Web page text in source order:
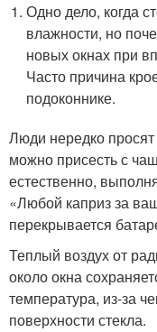
Одно дело, когда
влажности, но
новых окнах при
Часто причина
подоконнике.
Люди нередко просят
можно присесть с
естественно,
«Любой каприз за
перекрывается
Теплый воздух от
около окна
температура, из-за
поверхности стекла.